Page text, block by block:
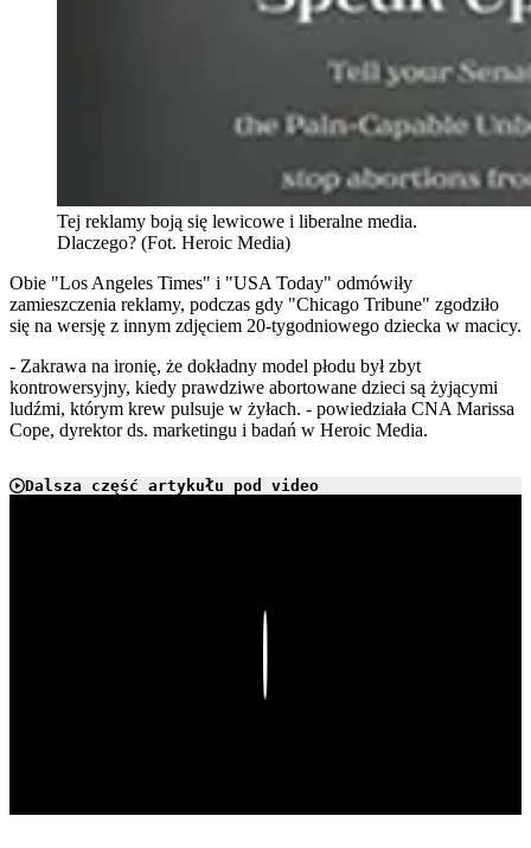
Tej reklamy boją się lewicowe i liberalne media.
Dlaczego? (Fot. Heroic Media)
Obie "Los Angeles Times" i "USA Today" odmówiły
zamieszczenia reklamy, podczas gdy "Chicago Tribune" zgodziło
się na wersję z innym zdjęciem 20-tygodniowego dziecka w macicy.
- Zakrawa na ironię, że dokładny model płodu był zbyt
kontrowersyjny, kiedy prawdziwe abortowane dzieci są żyjącymi
ludźmi, którym krew pulsuje w żyłach. - powiedziała CNA Marissa
Cope, dyrektor ds. marketingu i badań w Heroic Media.
Dalsza część artykułu pod video